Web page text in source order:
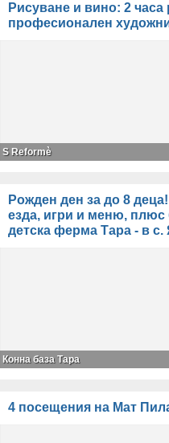
Рисуване и вино: 2
професионален
S Reformè
Рожден ден за до 8
езда, игри и меню,
детска ферма Тара - в с.
Конна база Тара
4 посещения на Мат